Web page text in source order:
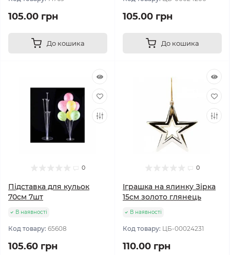
105.00 грн
До кошика
105.00 грн
До кошика
0
Підставка для кульок
70см 7шт
В наявності
Код товару: 65608
105.60 грн
0
Іграшка на ялинку Зірка
15cм золото глянець
В наявності
Код товару: ЦБ-00024231
110.00 грн